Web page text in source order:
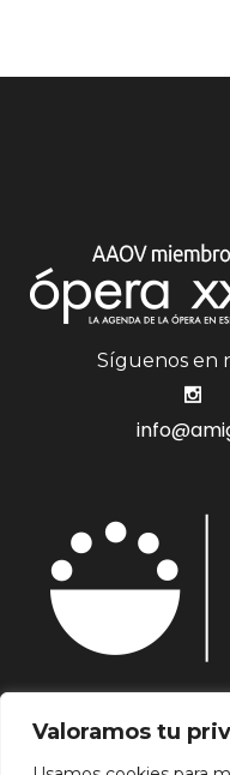
Valoramos tu
Síguenos en
Quiénes Somos.